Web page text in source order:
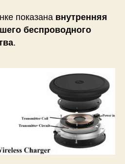
показана внутренняя
беспроводного
.